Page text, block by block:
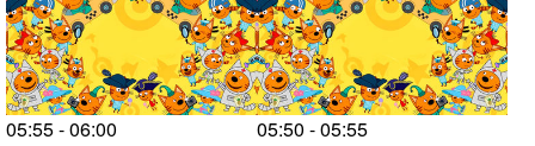
05:55 - 06:00
05:50 - 05:55